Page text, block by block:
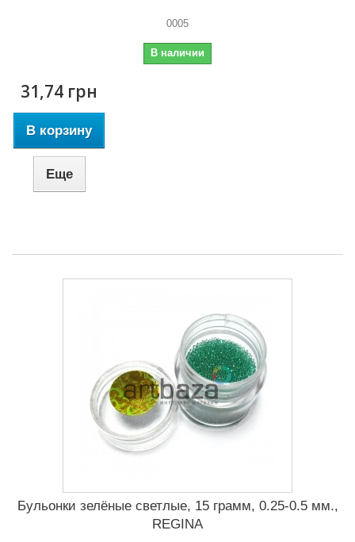
0005
В наличии
31,74 грн
В корзину
Еще
Бульонки зелёные светлые, 15 грамм, 0.25-0.5 мм.,
REGINA